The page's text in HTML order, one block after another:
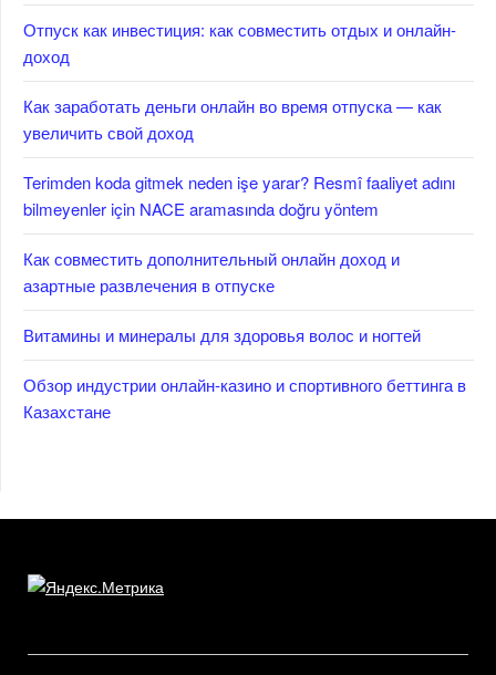
Отпуск как инвестиция: как совместить отдых и онлайн-
доход
Как заработать деньги онлайн во время отпуска — как
увеличить свой доход
Terimden koda gitmek neden işe yarar? Resmî faaliyet adını
bilmeyenler için NACE aramasında doğru yöntem
Как совместить дополнительный онлайн доход и
азартные развлечения в отпуске
Витамины и минералы для здоровья волос и ногтей
Обзор индустрии онлайн-казино и спортивного беттинга в
Казахстане